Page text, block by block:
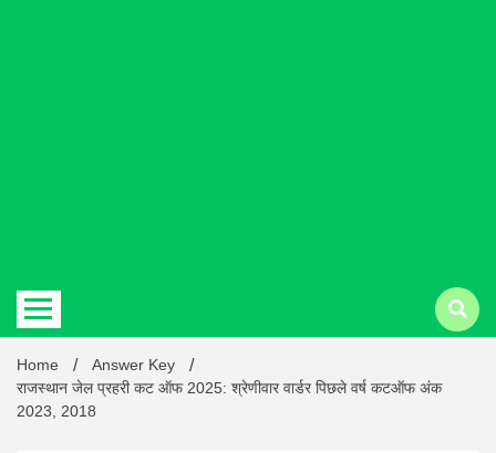
Latest
Home
Answer Key
राजस्थान जेल प्रहरी कट ऑफ 2025: श्रेणीवार वार्डर पिछले वर्ष कटऑफ अंक
2023, 2018